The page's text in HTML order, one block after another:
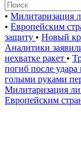
• Милитаризация
• Европейским
защиту • Новый
Аналитики
нехватке ракет •
погиб после
голыми руками
Милитаризация
Европейским